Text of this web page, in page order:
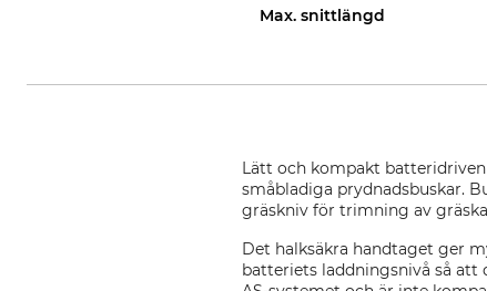
Max. snittlängd
Lätt och kompakt
småbladiga prydnadsbuskar.
gräskniv för trimning av
Det halksäkra handtaget ger
batteriets laddningsnivå så att